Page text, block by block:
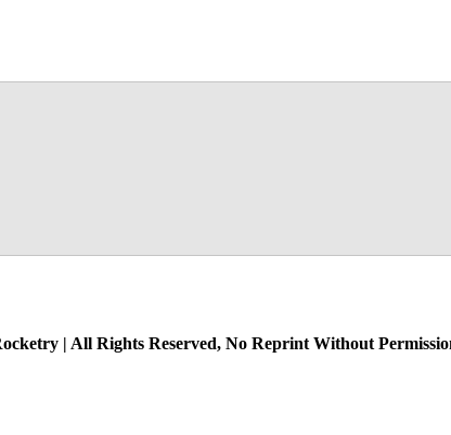
| All Rights Reserved, No Reprint Without